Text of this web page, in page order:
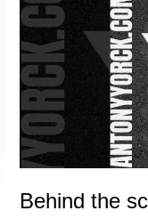
Behind the